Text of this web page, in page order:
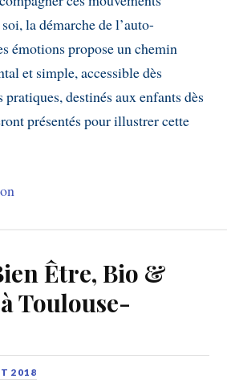
la démarche de l’auto-
émotions propose un chemin
et simple, accessible dès
destinés aux enfants dès
présentés pour illustrer cette
Être, Bio &
Toulouse-
2018